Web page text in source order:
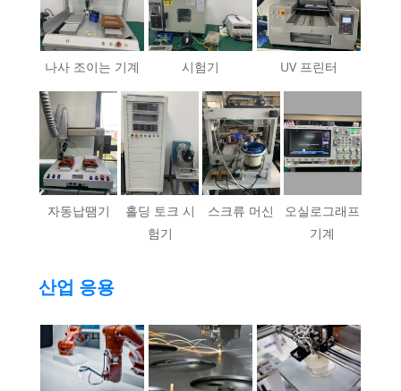
나사 조이는 기계 시험기 UV 프린터
자동납땜기
홀딩 토크 시
험기
스크류 머신
오실로그래프
기계
산업 응용